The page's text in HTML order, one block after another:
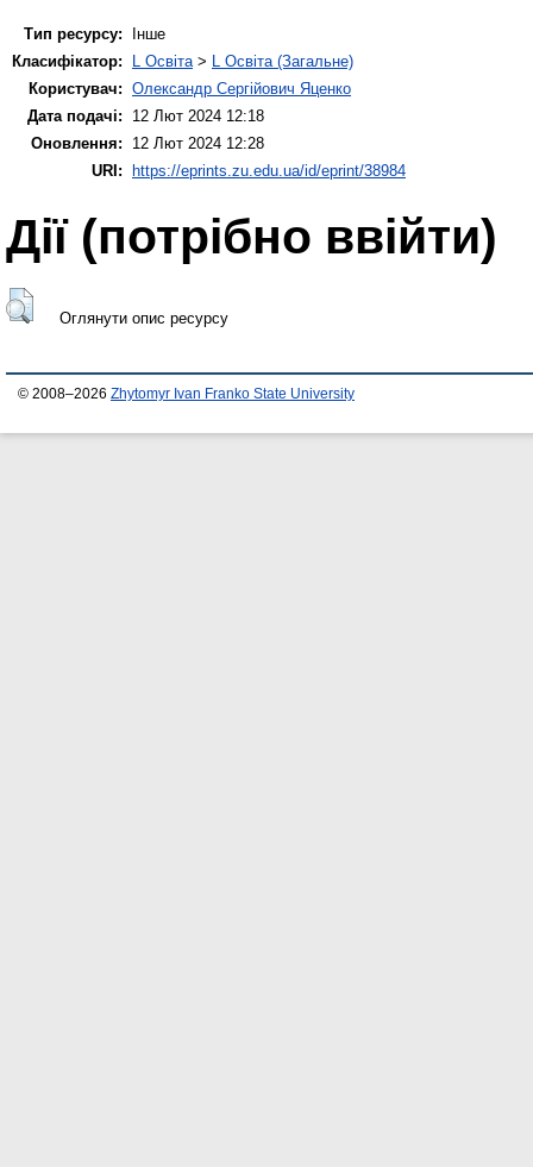
Тип ресурсу:
Інше
Класифікатор:
L Освіта> L Освіта (Загальне)
Користувач: Олександр Сергійович Яценко
Дата подачі:
12 Лют 2024 12:18
Оновлення:
12 Лют 2024 12:28
URI:
https://eprints.zu.edu.ua/id/eprint/38984
Дії ​​(потрібно ввійти)
Оглянути опис ресурсу
© 2008–2026 Zhytomyr Ivan Franko State University